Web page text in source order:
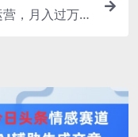
，月入过万变